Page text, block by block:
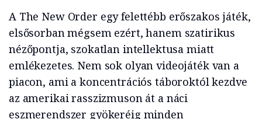
A The New Order egy felettébb erőszakos játék,
elsősorban mégsem ezért, hanem szatirikus
nézőpontja, szokatlan intellektusa miatt
emlékezetes. Nem sok olyan videojáték van a
piacon, ami a koncentrációs táboroktól kezdve
az amerikai rasszizmuson át a náci
eszmerendszer gyökeréig minden